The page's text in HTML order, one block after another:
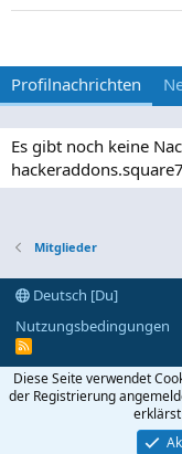
Profilnachrichten
Es gibt noch keine
Mitglieder
Deutsch [Du]
Nutzungsbedingungen
R
S
Diese Seite verwendet
der Registrierung